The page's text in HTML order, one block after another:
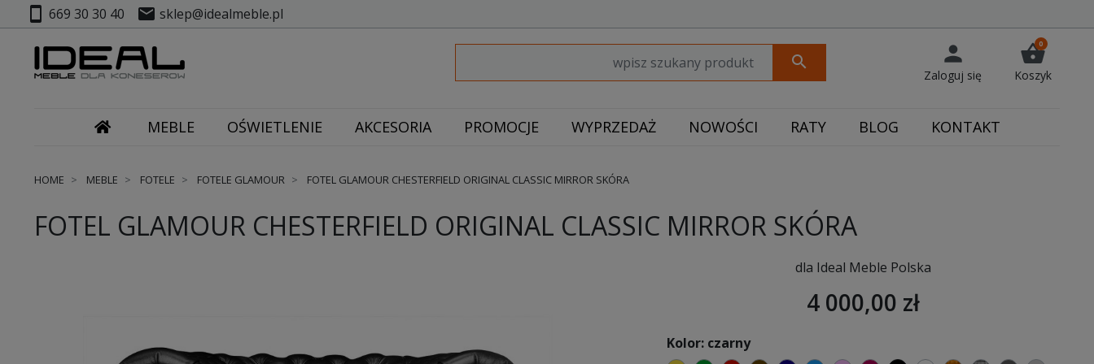
smartphone 669 30 30 40 mail sklep@idealmeble.pl
search person
Zaloguj się
shopping_basket
0
Koszyk
MEBLE OŚWIETLENIE AKCESORIA PROMOCJE WYPRZEDAŻ NOWOŚCI RATY BLOG KONTAKT
HOME MEBLE FOTELE FOTELE GLAMOUR FOTEL GLAMOUR CHESTERFIELD ORIGINAL CLASSIC MIRROR SKÓRA
FOTEL GLAMOUR CHESTERFIELD ORIGINAL CLASSIC MIRROR SKÓRA
dla Ideal Meble Polska
4 000,00 zł
Kolor: czarny